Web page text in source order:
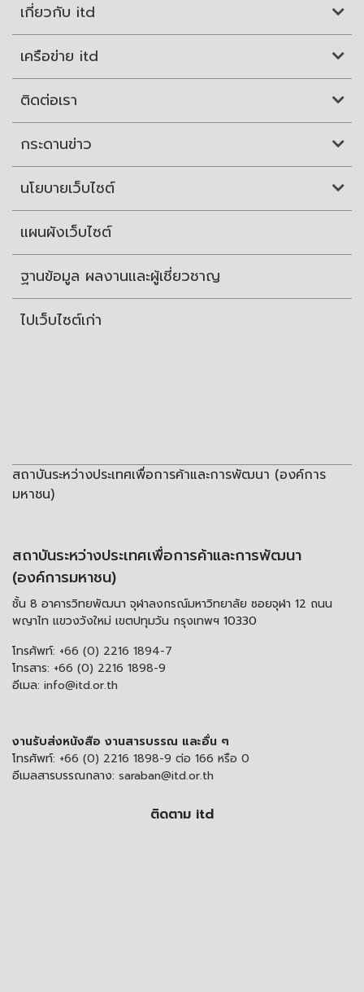
เกี่ยวกับ itd
เครือข่าย itd
ติดต่อเรา
กระดานข่าว
นโยบายเว็บไซต์
แผนผังเว็บไซต์
ฐานข้อมูล ผลงานและผู้เชี่ยวชาญ
ไปเว็บไซต์เก่า
สถาบันระหว่างประเทศเพื่อการค้าและการพัฒนา (องค์การ
มหาชน)
สถาบันระหว่างประเทศเพื่อการค้าและการพัฒนา
(องค์การมหาชน)
ชั้น 8 อาคารวิทยพัฒนา จุฬาลงกรณ์มหาวิทยาลัย ซอยจุฬา 12 ถนน
พญาไท แขวงวังใหม่ เขตปทุมวัน กรุงเทพฯ 10330
โทรศัพท์: +66 (0) 2216 1894-7
โทรสาร: +66 (0) 2216 1898-9
อีเมล: info@itd.or.th
งานรับส่งหนังสือ งานสารบรรณ และอื่น ๆ
โทรศัพท์: +66 (0) 2216 1898-9 ต่อ 166 หรือ 0
อีเมลสารบรรณกลาง: saraban@itd.or.th
ติดตาม itd